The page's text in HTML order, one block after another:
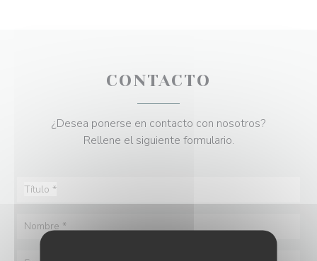
CONTACTO
¿Desea ponerse en contacto con nosotros?
Rellene el siguiente formulario.